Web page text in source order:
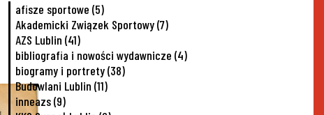
afisze sportowe (5)
Akademicki Związek Sportowy(7)
AZS Lublin (41)
bibliografia i nowości wydawnicze (4)
biogramy i portrety(38)
Budowlani Lublin (11)
inneazs(9)